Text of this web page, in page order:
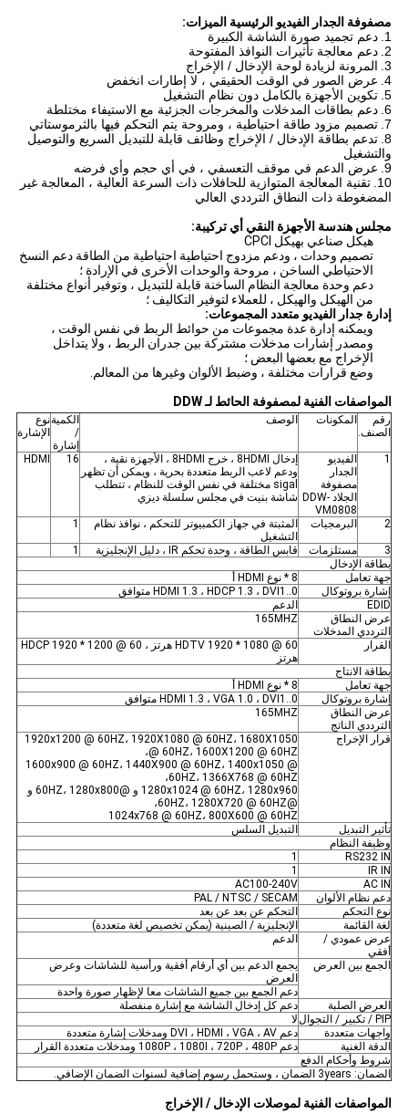
مصفوفة الجدار الفيديو الرئيسية الميزات:
1. دعم تجميد صورة الشاشة الكبيرة
2. دعم معالجة تأثيرات النوافذ المفتوحة
3. المرونة لزيادة لوحة الإدخال / الإخراج
4. عرض الصور في الوقت الحقيقي ، لا إطارات انخفض
5. تكوين الأجهزة بالكامل دون نظام التشغيل
6. دعم بطاقات المدخلات والمخرجات الجزئية مع الاستيفاء مختلطة
7. تصميم مزود طاقة احتياطية ، ومروحة يتم التحكم فيها بالثرموستاتي
8. تدعم بطاقة الإدخال / الإخراج وظائف قابلة للتبديل السريع والتوصيل
والتشغيل
9. عرض الدعم في موقف التعسفي ، في أي حجم وأي فرضه
10. تقنية المعالجة المتوازية للحافلات ذات السرعة العالية ، المعالجة غير
المضغوطة ذات النطاق الترددي العالي
مجلس هندسة الأجهزة النقي أي تركيبة:
هيكل صناعي بهيكل CPCI
تصميم وحدات ، ودعم مزدوج احتياطية احتياطية من الطاقة دعم النسخ
الاحتياطي الساخن ، مروحة والوحدات الأخرى في الإرادة ؛
دعم وحدة معالجة النظام الساخنة قابلة للتبديل ، وتوفير أنواع مختلفة
من الهيكل والهيكل ، للعملاء لتوفير التكاليف ؛
إدارة جدار الفيديو متعدد المجموعات:
ويمكنه إدارة عدة مجموعات من حوائط الربط في نفس الوقت ،
ومصدر إشارات مدخلات مشتركة بين جدران الربط ، ولا يتداخل
الإخراج مع بعضها البعض ؛
وضع قرارات مختلفة ، وضبط الألوان وغيرها من المعالم.
المواصفات الفنية لمصفوفة الحائط لـ DDW
رقم
الصنف.
المكونات الوصف
الكمية
/
إشارة
نوع
الإشارة
1
الفيديو
الجدار
مصفوفة
الجلاد DDW-
VM0808
إدخال 8HDMI ، خرج 8HDMI ، الأجهزة نقية ،
ودعم لاعب الربط متعددة بحرية ، ويمكن أن تظهر
sigal مختلفة في نفس الوقت للنظام ، تتطلب
شاشة بنيت في مجلس سلسلة ديزي
16
HDMI
2 البرمجيات
المثبتة في جهاز الكمبيوتر للتحكم ، نوافذ نظام
التشغيل
1
3 مستلزمات قابس الطاقة ، وحدة تحكم IR ، دليل الإنجليزية
1
بطاقة الإدخال
جهة تعامل
8 * نوع HDMI أ
إشارة بروتوكال
HDMI 1.3 ، HDCP 1.3 ، DVI1..0 متوافق
EDID
الدعم
عرض النطاق
الترددي المدخلات
165MHZ
القرار
HDTV 1920 * 1080 @ 60 هرتز ، HDCP 1920 * 1200 @ 60
هرتز
بطاقة الانتاج
جهة تعامل
8 * نوع HDMI أ
إشارة بروتوكال
HDMI 1.3 ، VGA 1.0 ، DVI1..0 متوافق
عرض النطاق
الترددي الناتج
165MHZ
قرار الإخراج
1920x1200 @ 60HZ، 1920X1080 @ 60HZ، 1680X1050
@ 60HZ، 1600X1200 @ 60HZ،
1600x900 @ 60HZ، 1440X900 @ 60HZ، 1400x1050 @
60HZ، 1366X768 @ 60HZ،
1280x1024 @ 60HZ، 1280x960 و @60HZ، 1280x800 و
@60HZ، 1280X720 @ 60HZ،
1024x768 @ 60HZ، 800X600 @ 60HZ
تأثير التبديل
التبديل السلس
وظيفة النظام
RS232 IN
1
IR IN
1
AC IN
AC100-240V
دعم نظام الألوان
PAL / NTSC / SECAM
نوع التحكم
التحكم عن بعد عن بعد
لغة القائمة
الإنجليزية / الصينية (يمكن تخصيص لغة متعددة)
عرض عمودي /
أفقي
الدعم
الجمع بين العرض
يجمع الدعم بين أي أرقام أفقية ورأسية للشاشات وعرض
العرض
دعم الجمع بين جميع الشاشات معا لإظهار صورة واحدة
العرض الصلبة
دعم كل إدخال الشاشة مع إشارة منفصلة
PIP / تكبير / التجوال
لا
واجهات متعددة
دعم DVI ، HDMI ، VGA ، AV ومدخلات إشارة متعددة
الدقة الغنية
دعم 1080P ، 1080I ، 720P ، 480P ومدخلات متعددة القرار
شروط وأحكام الدفع
الضمان: 3years الضمان ، وستحمل رسوم إضافية لسنوات الضمان الإضافي.
المواصفات الفنية لموصلات الإدخال / الإخراج